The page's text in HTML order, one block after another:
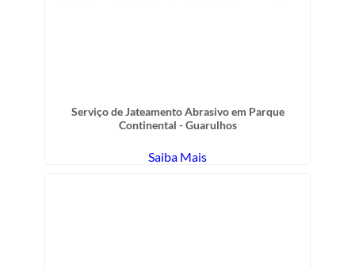
Serviço de Jateamento Abrasivo em Parque
Continental - Guarulhos
Saiba Mais